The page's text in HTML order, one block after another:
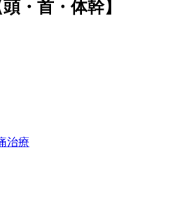
・首・体幹】
治療